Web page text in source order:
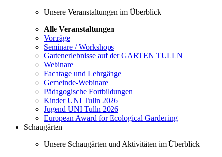
Unsere Veranstaltungen im Überblick
Alle Veranstaltungen
Vorträge
Seminare / Workshops
Gartenerlebnisse auf der GARTEN TULLN
Webinare
Fachtage und Lehrgänge
Gemeinde-Webinare
Pädagogische Fortbildungen
Kinder UNI Tulln 2026
Jugend UNI Tulln 2026
European Award for Ecological Gardening
Schaugärten
Unsere Schaugärten und Aktivitäten im Überblick